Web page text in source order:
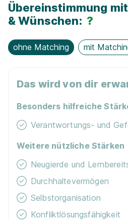
Exkur­sionen
Übereinstimmung
& Wünschen: ?
ohne Matching mit
Das wird von dir
Besonders hilfreiche
Verantwortungs- und
Weitere nützliche Stärken
Neugierde und
Durchhaltevermögen
Selbstorganisation
Konfliktlösungsfähigkeit